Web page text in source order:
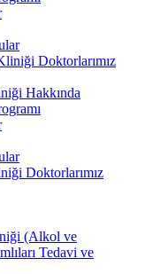
Doktorlarımız
Hakkında
Doktorlarımız
(Alkol ve
Tedavi ve